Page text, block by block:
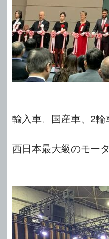
輸入車、国産車、2
西日本最大級のモー